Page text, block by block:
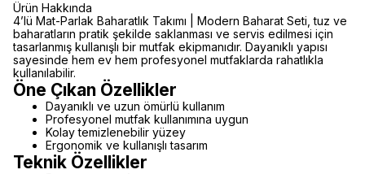
Ürün Hakkında
4’lü Mat-Parlak Baharatlık Takımı | Modern Baharat Seti, tuz ve
baharatların pratik şekilde saklanması ve servis edilmesi için
tasarlanmış kullanışlı bir mutfak ekipmanıdır. Dayanıklı yapısı
sayesinde hem ev hem profesyonel mutfaklarda rahatlıkla
kullanılabilir.
Öne Çıkan Özellikler
Dayanıklı ve uzun ömürlü kullanım
Profesyonel mutfak kullanımına uygun
Kolay temizlenebilir yüzey
Ergonomik ve kullanışlı tasarım
Teknik Özellikler